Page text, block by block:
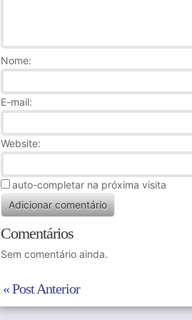
Nome:
E-mail:
Website:
auto-completar na próxima visita
Comentários
Sem comentário ainda.
« Post Anterior